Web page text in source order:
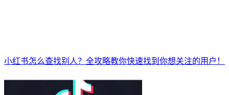
小红书怎么查找别人？全攻略教你快速找到你想关注的用户！